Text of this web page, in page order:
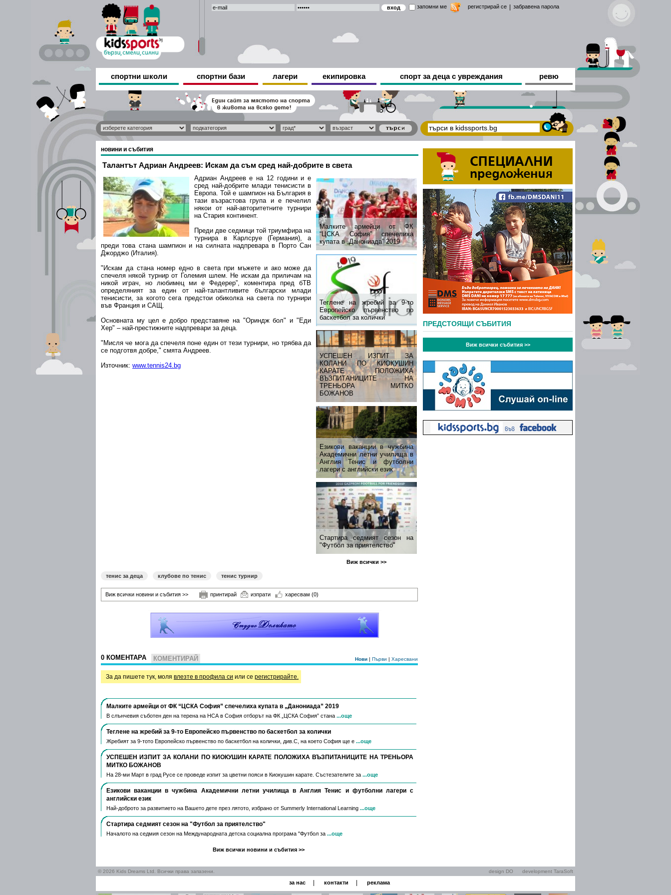
запомни ме регистрирай се забравена парола
спортни школи спортни бази лагери екипировка спорт за деца с увреждания ревю
новини и събития
Талантът Адриан Андреев: Искам да съм сред най-добрите в света
Малките армейци от ФК
“ЦСКА София” спечелиха
купата в „Данониада” 2019
Теглене на жребий за 9-то
Европейско първенство по
баскетбол за колички
УСПЕШЕН ИЗПИТ ЗА
КОЛАНИ ПО КИОКУШИН
КАРАТЕ ПОЛОЖИХА
ВЪЗПИТАНИЦИТЕ НА
ТРЕНЬОРА МИТКО
БОЖАНОВ
Езикови ваканции​ в чужбина
Академични летни училища в
Англия Тенис и футболни
лагери с английски език
Стартира седмият сезон на
"Футбол за приятелство"
Виж всички >>
Адриан Андреев е на 12 години и е
сред най-добрите млади тенисисти в
Европа. Той е шампион на България в
тази възрастова група и е печелил
някои от най-авторитетните турнири
на Стария континент.
Преди две седмици той триумфира на
турнира в Карлсруе (Германия), а
преди това стана шампион и на силната надпревара в Порто Сан
Джорджо (Италия).
"Искам да стана номер едно в света при мъжете и ако може да
спечеля някой турнир от Големия шлем. Не искам да приличам на
никой играч, но любимец ми е Федерер”, коментира пред бТВ
определяният за един от най-талантливите български млади
тенисисти, за когото сега предстои обиколка на света по турнири
във Франция и САЩ.
Основната му цел е добро представяне на "Ориндж бол" и "Еди
Хер" – най-престижните надпревари за деца.
"Мисля че мога да спечеля поне един от тези турнири, но трябва да
се подготвя добре," смята Андреев.
Източник: www.tennis24.bg
тенис за деца клубове по тенис тенис турнир
Виж всички новини и събития >> принтирай изпрати харесвам (0)
0 КОМЕНТАРА КОМЕНТИРАЙ Нови | Първи | Харесвани
За да пишете тук, моля влезте в профила си или се регистрирайте.
Малките армейци от ФК “ЦСКА София” спечелиха купата в „Данониада” 2019
В слънчевия съботен ден на терена на НСА в София отборът на ФК „ЦСКА София” стана ...още
Теглене на жребий за 9-то Европейско първенство по баскетбол за колички
Жребият за 9-тото Европейско първенство по баскетбол на колички, див.С, на което София ще е ...още
УСПЕШЕН ИЗПИТ ЗА КОЛАНИ ПО КИОКУШИН КАРАТЕ ПОЛОЖИХА ВЪЗПИТАНИЦИТЕ НА ТРЕНЬОРА
МИТКО БОЖАНОВ
На 28-ми Март в град Русе се проведе изпит за цветни пояси в Киокушин карате. Състезателите за ...още
Езикови ваканции​ в чужбина Академични летни училища в Англия Тенис и футболни лагери с
английски език
Най-доброто за развитието на Вашето дете през лятото, избрано от Summerly International Learning ...още
Стартира седмият сезон на "Футбол за приятелство"
Началото на седмия сезон на Международната детска социална програма "Футбол за ...още
Виж всички новини и събития >>
ПРЕДСТОЯЩИ СЪБИТИЯ
Виж всички събития >>
© 2026 Kids Dreams Ltd. Всички права запазени. design DO development TaraSoft
за нас контакти реклама